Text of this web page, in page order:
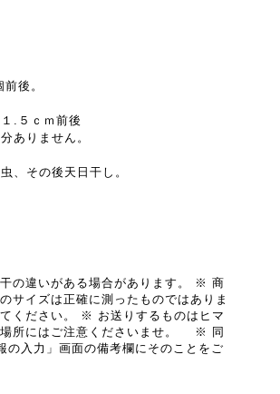
後。
.５ｃｍ前後
ません。
、その後天日干し。
の違いがある場合があります。 ※ 商
サイズは正確に測ったものではありま
ください。 ※ お送りするものはヒマ
場所にはご注意くださいませ。 ※ 同
の入力」画面の備考欄にそのことをご